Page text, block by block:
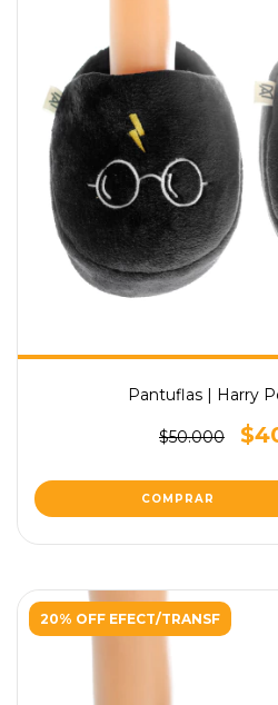
Pantuflas | Harry
$50.000
COMPRAR
20% OFF EFECT/TRANSF